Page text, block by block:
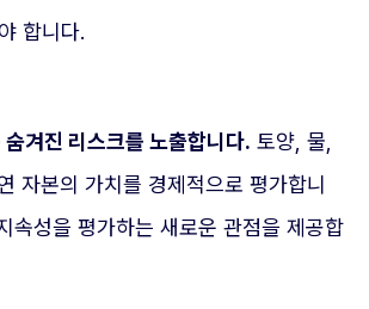
합니다.
겨진 리스크를 노출합니다. 토양, 물,
자본의 가치를 경제적으로 평가합니
속성을 평가하는 새로운 관점을 제공합